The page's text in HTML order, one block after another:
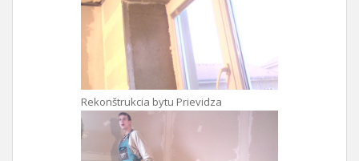
Rekonštrukcia bytu Prievidza